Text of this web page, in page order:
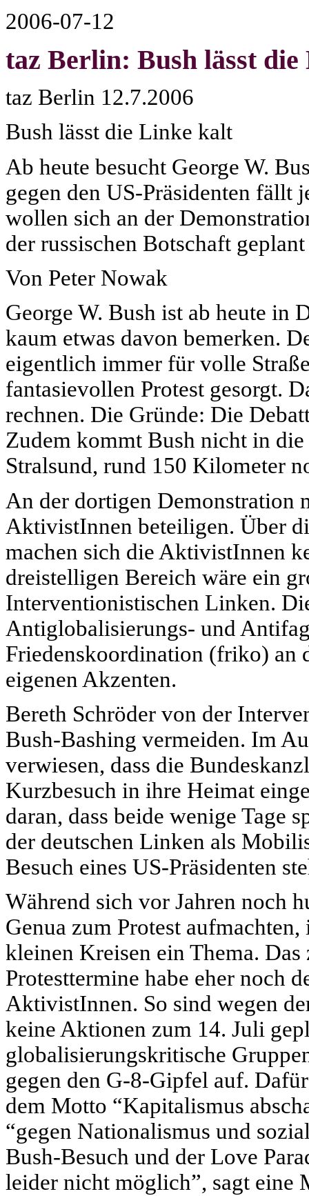
2006-07-12
taz Berlin: Bush lässt
taz Berlin 12.7.2006
Bush lässt die Linke kalt
Ab heute besucht George W.
gegen den US-Präsidenten fällt
wollen sich an der
der russischen Botschaft geplant
Von Peter Nowak
George W. Bush ist ab heute in
kaum etwas davon bemerken.
eigentlich immer für volle
fantasievollen Protest gesorgt.
rechnen. Die Gründe: Die
Zudem kommt Bush nicht in
Stralsund, rund 150 Kilometer
An der dortigen Demonstration
AktivistInnen beteiligen. Über
machen sich die AktivistInnen
dreistelligen Bereich wäre ein
Interventionistischen Linken.
Antiglobalisierungs- und
Friedenskoordination (friko) an
eigenen Akzenten.
Bereth Schröder von der
Bush-Bashing vermeiden. Im
verwiesen, dass die
Kurzbesuch in ihre Heimat
daran, dass beide wenige Tage
der deutschen Linken als
Besuch eines US-Präsidenten
Während sich vor Jahren noch
Genua zum Protest
kleinen Kreisen ein Thema.
Protesttermine habe eher noch
AktivistInnen. So sind wegen
keine Aktionen zum 14. Juli
globalisierungskritische
gegen den G-8-Gipfel auf.
dem Motto “Kapitalismus
“gegen Nationalismus und
Bush-Besuch und der Love
leider nicht möglich”, sagt eine